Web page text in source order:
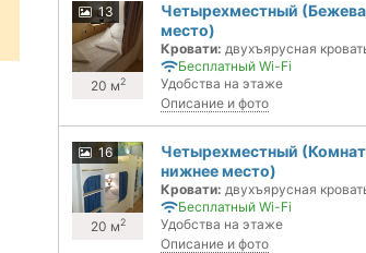
13
20 м2
Четырехместный
место)
Кровати: двухъярусная
Бесплатный Wi-Fi
Удобства на этаже
Описание и фото
16
20 м2
Четырехместный
нижнее место)
Кровати: двухъярусная
Бесплатный Wi-Fi
Удобства на этаже
Описание и фото